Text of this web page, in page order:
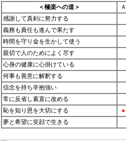
＜極楽への道＞
Ａ
感謝して真剣に努力する
義務も責任も進んで果たす
時間を守り金を生かして使う
親切で人のためによく尽す
心身の健康に心掛けている
何事も善意に解釈する
信念を持ち辛抱強い
常に反省し素直に改める
恥を知り恩を大切にする
●
夢と希望に笑顔で生きる